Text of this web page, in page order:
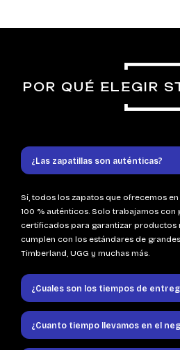
POR QUÉ ELEGIR
¿Las zapatillas son auténticas?
Sí, todos los zapatos que ofrecemos
100 % auténticos. Solo trabajamos
certificados para garantizar productos
cumplen con los estándares de
Timberland, UGG y muchas más.
¿Cuales son los tiempos de
¿Cuanto tiempo llevamos en el